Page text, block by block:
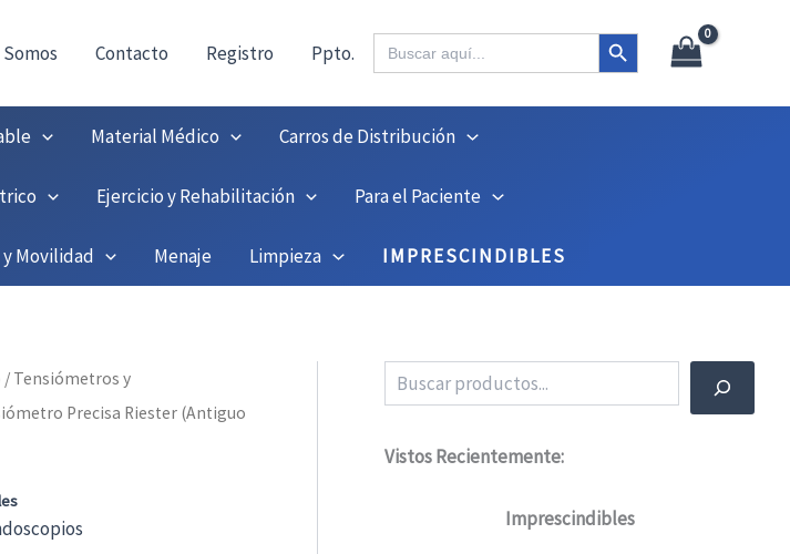
Contacto Registro Ppto.
Buscar: Botón de búsqueda
Material Médico Carros de Distribución
Ejercicio y Rehabilitación Para el Paciente
Movilidad Menaje Limpieza IMPRESCINDIBLES
/ Tensiómetros y
Precisa Riester (Antiguo
Vistos Recientemente:
Imprescindibles